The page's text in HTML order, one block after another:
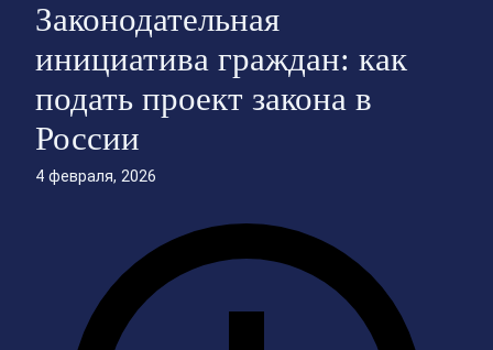
Законодательная
инициатива граждан: как
подать проект закона в
России
4 февраля, 2026